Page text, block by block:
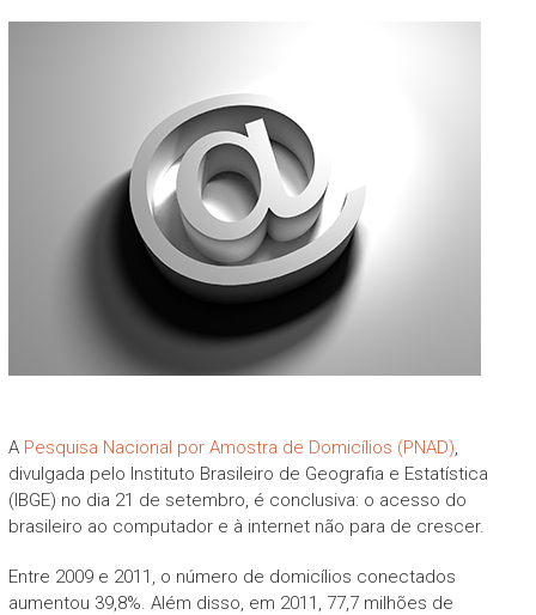
A Pesquisa Nacional por Amostra de Domicílios (PNAD),
divulgada pelo Instituto Brasileiro de Geografia e Estatística
(IBGE) no dia 21 de setembro, é conclusiva: o acesso do
brasileiro ao computador e à internet não para de crescer.
Entre 2009 e 2011, o número de domicílios conectados
aumentou 39,8%. Além disso, em 2011, 77,7 milhões de